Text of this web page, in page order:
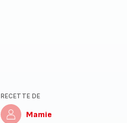
RECETTE DE
Mamie